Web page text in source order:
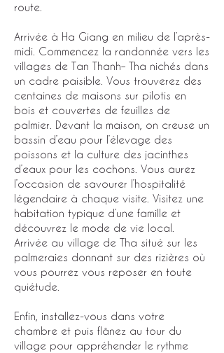
route.
Arrivée à Ha Giang en milieu de l’après-
midi. Commencez la randonnée vers les
villages de Tan Thanh– Tha nichés dans
un cadre paisible. Vous trouverez des
centaines de maisons sur pilotis en
bois et couvertes de feuilles de
palmier. Devant la maison, on creuse un
bassin d’eau pour l’élevage des
poissons et la culture des jacinthes
d’eaux pour les cochons. Vous aurez
l’occasion de savourer l’hospitalité
légendaire à chaque visite. Visitez une
habitation typique d’une famille et
découvrez le mode de vie local.
Arrivée au village de Tha situé sur les
palmeraies donnant sur des rizières où
vous pourrez vous reposer en toute
quiétude.
Enfin, installez-vous dans votre
chambre et puis flânez au tour du
village pour appréhender le rythme